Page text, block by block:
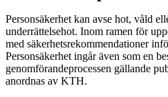
Personsäkerhet kan avse hot, våld
underrättelsehot. Inom ramen för
med säkerhetsrekommendationer
Personsäkerhet ingår även som en
genomförandeprocessen gällande
anordnas av KTH.